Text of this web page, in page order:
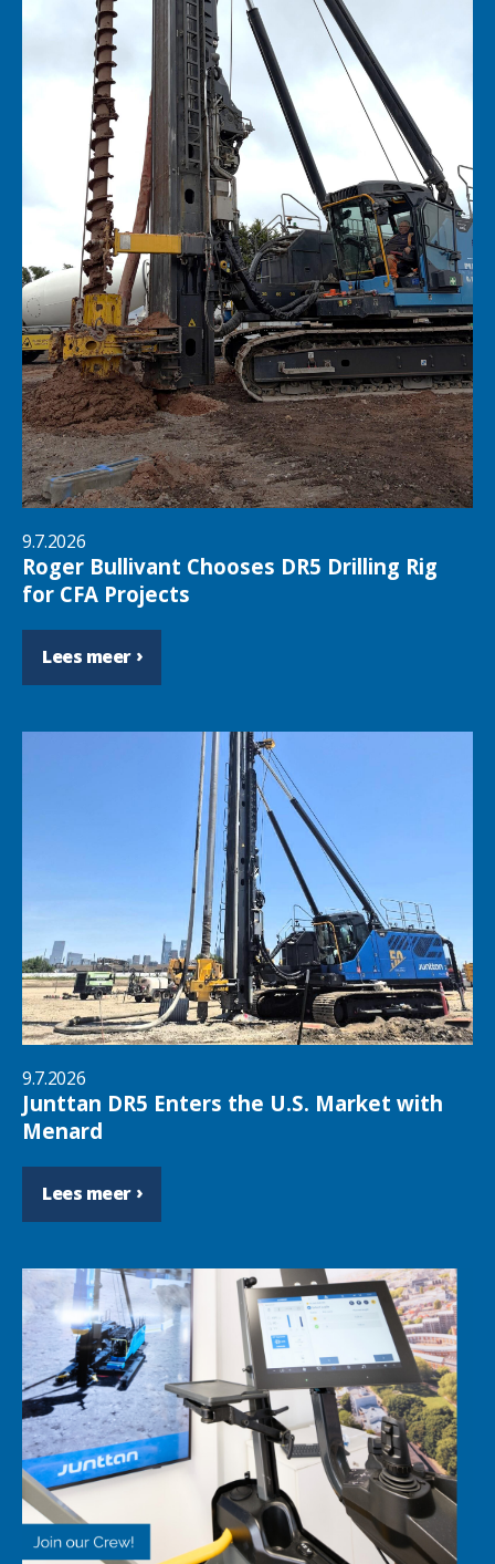
9.7.2026
Roger Bullivant Chooses DR5 Drilling Rig
for CFA Projects
Lees meer
9.7.2026
Junttan DR5 Enters the U.S. Market with
Menard
Lees meer